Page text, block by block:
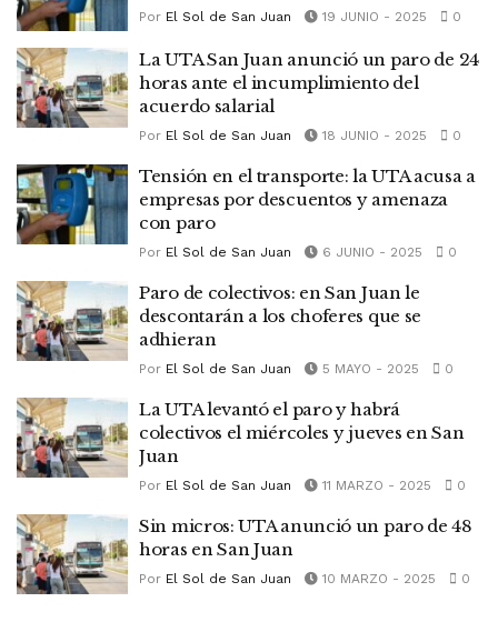
Por El Sol de San Juan 19 JUNIO - 2025 0
La UTA San Juan anunció un paro de 24
horas ante el incumplimiento del
acuerdo salarial
Por El Sol de San Juan 18 JUNIO - 2025 0
Tensión en el transporte: la UTA acusa a
empresas por descuentos y amenaza
con paro
Por El Sol de San Juan 6 JUNIO - 2025 0
Paro de colectivos: en San Juan le
descontarán a los choferes que se
adhieran
Por El Sol de San Juan 5 MAYO - 2025 0
La UTA levantó el paro y habrá
colectivos el miércoles y jueves en San
Juan
Por El Sol de San Juan 11 MARZO - 2025 0
Sin micros: UTA anunció un paro de 48
horas en San Juan
Por El Sol de San Juan 10 MARZO - 2025 0